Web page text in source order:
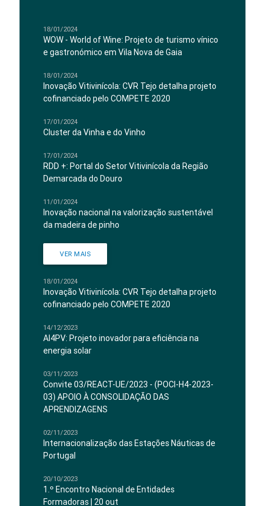
18/01/2024
WOW - World of Wine: Projeto de turismo vínico
e gastronómico em Vila Nova de Gaia
18/01/2024
Inovação Vitivinícola: CVR Tejo detalha projeto
cofinanciado pelo COMPETE 2020
17/01/2024
Cluster da Vinha e do Vinho
17/01/2024
RDD +: Portal do Setor Vitivinícola da Região
Demarcada do Douro
11/01/2024
Inovação nacional na valorização sustentável
da madeira de pinho
VER MAIS
18/01/2024
Inovação Vitivinícola: CVR Tejo detalha projeto
cofinanciado pelo COMPETE 2020
14/12/2023
AI4PV: Projeto inovador para eficiência na
energia solar
03/11/2023
Convite 03/REACT-UE/2023 - (POCI-H4-2023-
03) APOIO À CONSOLIDAÇÃO DAS
APRENDIZAGENS
02/11/2023
Internacionalização das Estações Náuticas de
Portugal
20/10/2023
1.º Encontro Nacional de Entidades
Formadoras | 20 out